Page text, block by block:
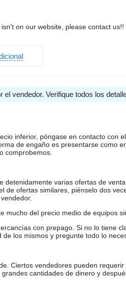
on our website, please contact us!!
el vendedor. Verifique todos los
inferior, póngase en contacto con
de engaño es presentarse como
comprobemos.
detenidamente varias ofertas de
de ofertas similares, piénselo dos
mucho del precio medio de equipos
con prepago. Si no lo tiene
los mismos y pregunte todo lo
Ciertos vendedores pueden
cantidades de dinero y